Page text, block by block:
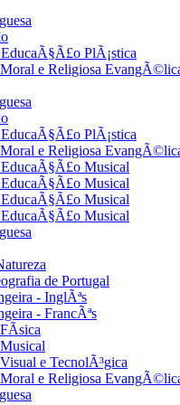
PlÃ¡stica
e Religiosa
PlÃ¡stica
e Religiosa
Musical
Musical
Musical
Musical
de Portugal
- InglÃªs
- FrancÃªs
e TecnolÃ³gica
e Religiosa